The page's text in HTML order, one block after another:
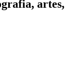
artes,